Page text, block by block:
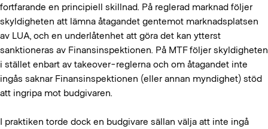
fortfarande en principiell skillnad. På reglerad marknad följer
skyldigheten att lämna åtagandet gentemot marknadsplatsen
av LUA, och en underlåtenhet att göra det kan ytterst
sanktioneras av Finansinspektionen. På MTF följer skyldigheten
i stället enbart av takeover-reglerna och om åtagandet inte
ingås saknar Finansinspektionen (eller annan myndighet) stöd
att ingripa mot budgivaren.
I praktiken torde dock en budgivare sällan välja att inte ingå